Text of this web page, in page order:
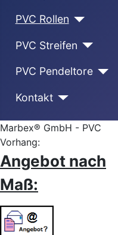
PVC Rollen
PVC Streifen
PVC Pendeltore
Kontakt
Marbex® GmbH - PVC
Vorhang:
Angebot nach
Maß: